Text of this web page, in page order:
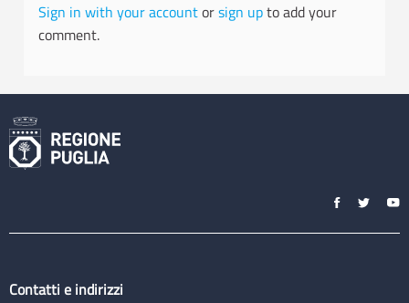
Sign in with your accountorsign upto add your
comment.
Contatti e indirizzi